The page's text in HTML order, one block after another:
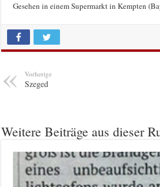
Gesehen in einem Supermarkt in Kempten
Vorherige
Szeged
Weitere Beiträge aus dieser